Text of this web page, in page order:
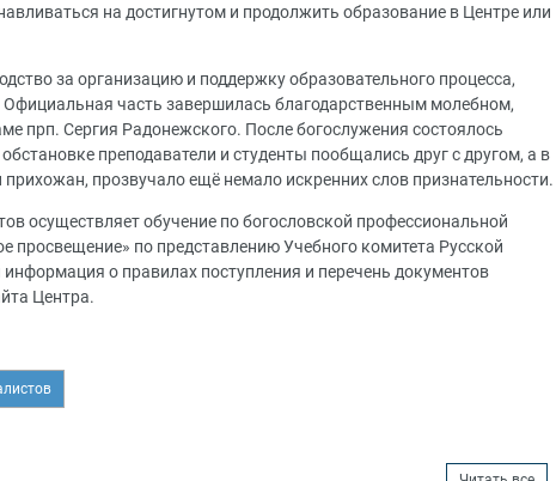
на достигнутом и продолжить образование в Центре или
за организацию и поддержку образовательного процесса,
Официальная часть завершилась благодарственным молебном,
прп. Сергия Радонежского. После богослужения состоялось
преподаватели и студенты пообщались друг с другом, а в
прихожан, прозвучало ещё немало искренних слов признательности.
осуществляет обучение по богословской профессиональной
просвещение» по представлению Учебного комитета Русской
о правилах поступления и перечень документов
Центра.